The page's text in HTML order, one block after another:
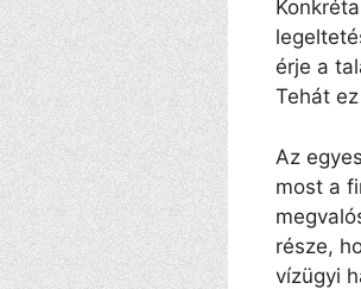
érje a
Tehát
Az
most a
része,
vízügyi